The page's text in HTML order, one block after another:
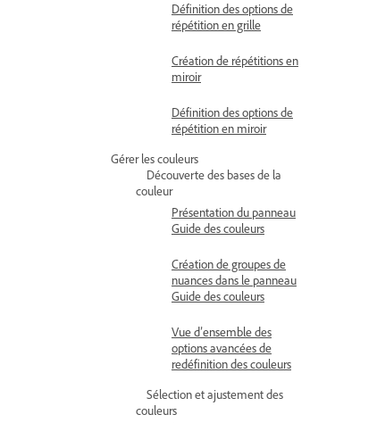
Définition des options de
répétition en grille
Création de répétitions en
miroir
Définition des options de
répétition en miroir
Gérer les couleurs
Découverte des bases de la
couleur
Présentation du panneau
Guide des couleurs
Création de groupes de
nuances dans le panneau
Guide des couleurs
Vue d’ensemble des
options avancées de
redéfinition des couleurs
Sélection et ajustement des
couleurs